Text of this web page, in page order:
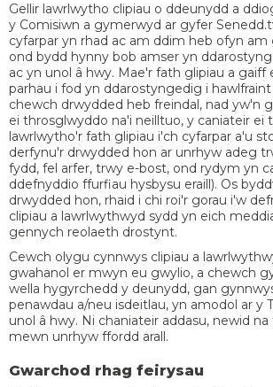
Gellir lawrlwytho clipiau o ddeunydd a
y Comisiwn a gymerwyd ar gyfer
cyfarpar yn rhad ac am ddim heb ofyn am
ond bydd hynny bob amser yn
ac yn unol â hwy. Mae'r fath glipiau a gaiff
parhau i fod yn ddarostyngedig i
chewch drwydded heb freindal, nad yw'n
ei throsglwyddo na'i neilltuo, y caniateir ei
lawrlwytho'r fath glipiau i'ch cyfarpar a'u
derfynu'r drwydded hon ar unrhyw adeg
fydd, fel arfer, trwy e-bost, ond rydym yn
ddefnyddio ffurfiau hysbysu eraill). Os
drwydded hon, rhaid i chi roi'r gorau i'w
clipiau a lawrlwythwyd sydd yn eich
gennych reolaeth drostynt.
Cewch olygu cynnwys clipiau a
gwahanol er mwyn eu gwylio, a chewch
wella hygyrchedd y deunydd, gan
penawdau a/neu isdeitlau, yn amodol ar y
unol â hwy. Ni chaniateir addasu, newid
mewn unrhyw ffordd arall.
Gwarchod rhag feirysau